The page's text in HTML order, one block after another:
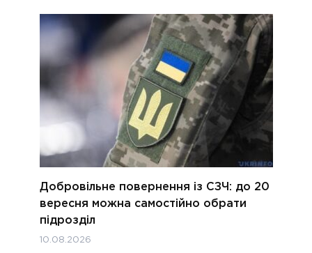
Добровільне повернення із СЗЧ: до 20
вересня можна самостійно обрати
підрозділ
10.08.2026